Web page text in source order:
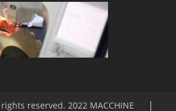
reserved. 2022 MACCHINE